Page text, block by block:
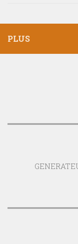
PLUS